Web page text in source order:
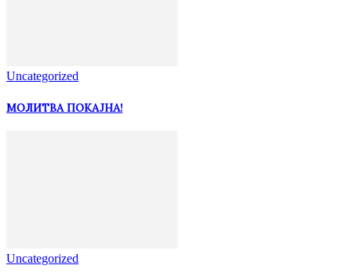
Uncategorized
МОЛИТВА ПОКАЈНА!
Uncategorized